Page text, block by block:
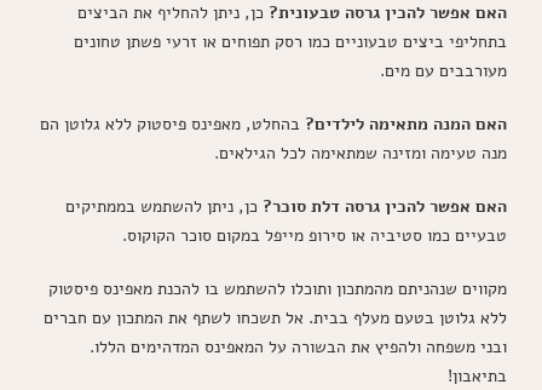
האם אפשר להכין גרסה טבעונית? כן, ניתן להחליף את הביצים
בתחליפי ביצים טבעוניים כמו רסק תפוחים או זרעי פשתן טחונים
מעורבבים עם מים.
האם המנה מתאימה לילדים? בהחלט, מאפינס פיסטוק ללא גלוטן הם
מנה טעימה ומזינה שמתאימה לכל הגילאים.
האם אפשר להכין גרסה דלת סוכר? כן, ניתן להשתמש בממתיקים
טבעיים כמו סטיביה או סירופ מייפל במקום סוכר הקוקוס.
מקווים שנהניתם מהמתכון ותוכלו להשתמש בו להכנת מאפינס פיסטוק
ללא גלוטן בטעם מעלף בבית. אל תשכחו לשתף את המתכון עם חברים
ובני משפחה ולהפיץ את הבשורה על המאפינס המדהימים הללו.
בתיאבון!